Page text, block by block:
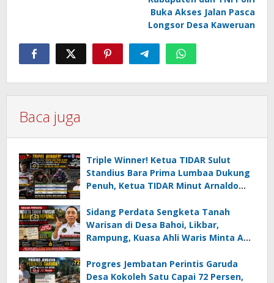
Buka Akses Jalan Pasca
Longsor Desa Kaweruan
Baca juga
Triple Winner! Ketua TIDAR Sulut
Standius Bara Prima Lumbaa Dukung
Penuh, Ketua TIDAR Minut Arnaldo
05 MC JOE Sapu Bersih Tiga Gelar
Juara Umum
Sidang Perdata Sengketa Tanah
Warisan di Desa Bahoi, Likbar,
Rampung, Kuasa Ahli Waris Minta APH
Korupsi Dandes
Progres Jembatan Perintis Garuda
Desa Kokoleh Satu Capai 72 Persen,